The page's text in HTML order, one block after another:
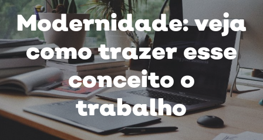
Modernidade: veja
como trazer esse
conceito o
trabalho